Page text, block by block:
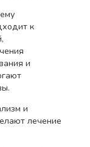
к
и
и
лечение